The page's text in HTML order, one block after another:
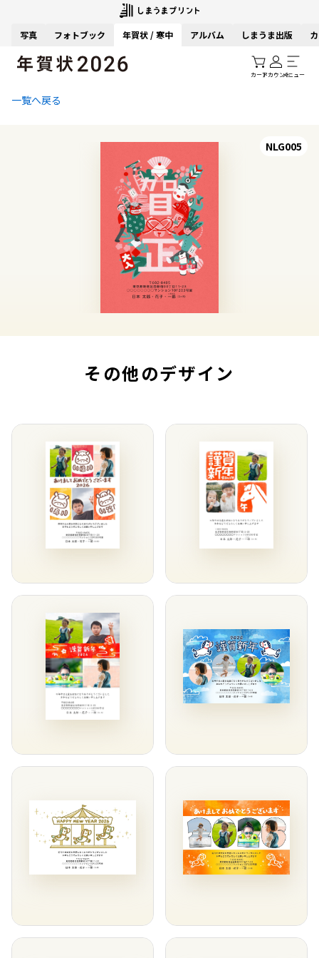
写真 フォトブック 年賀状 / 寒中 アルバム しまうま出版
カートアカウントメニュー
一覧へ戻る
NLG005
その他のデザイン